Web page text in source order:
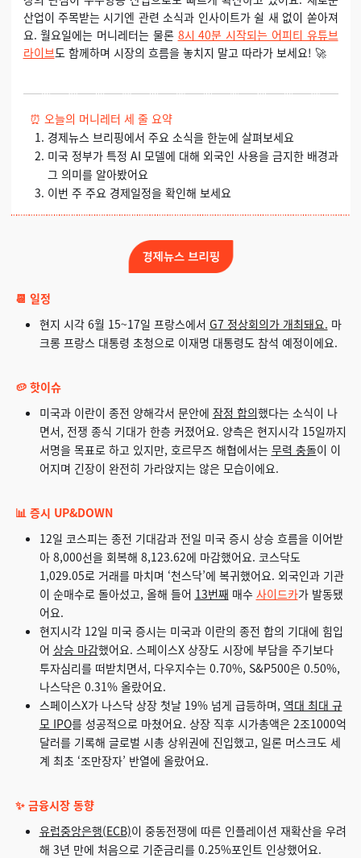
산업이 주목받는 시기엔 관련 소식과 인사이트가 쉴 새 없이 쏟아져
요. 월요일에는 머니레터는 물론 8시 40분 시작되는 어피티 유튜브
라이브 도 함께하며 시장의 흐름을 놓치지 말고 따라가 보세요! 🚀
⏰ 오늘의 머니레터 세 줄 요약
경제뉴스 브리핑에서 주요 소식을 한눈에 살펴보세요
미국 정부가 특정 AI 모델에 대해 외국인 사용을 금지한 배경과
그 의미를 알아봤어요
이번 주 주요 경제일정을 확인해 보세요
📆 일정
현지 시각 6월 15~17일 프랑스에서 G7 정상회의가 개최돼요. 마
크롱 프랑스 대통령 초청으로 이재명 대통령도 참석 예정이에요.
🥔 핫이슈
미국과 이란이 종전 양해각서 문안에 잠정 합의했다는 소식이 나
면서, 전쟁 종식 기대가 한층 커졌어요. 양측은 현지시각 15일까지
서명을 목표로 하고 있지만, 호르무즈 해협에서는 무력 충돌이 이
어지며 긴장이 완전히 가라앉지는 않은 모습이에요.
📊 증시 UP&DOWN
12일 코스피는 종전 기대감과 전일 미국 증시 상승 흐름을 이어받
아 8,000선을 회복해 8,123.62에 마감했어요. 코스닥도
1,029.05로 거래를 마치며 ‘천스닥’에 복귀했어요. 외국인과 기관
이 순매수로 돌아섰고, 올해 들어 13번째 매수 사이드카가 발동됐
어요.
현지시각 12일 미국 증시는 미국과 이란의 종전 합의 기대에 힘입
어 상승 마감했어요. 스페이스X 상장도 시장에 부담을 주기보다
투자심리를 떠받치면서, 다우지수는 0.70%, S&P500은 0.50%,
나스닥은 0.31% 올랐어요.
스페이스X가 나스닥 상장 첫날 19% 넘게 급등하며, 역대 최대 규
모 IPO를 성공적으로 마쳤어요. 상장 직후 시가총액은 2조1000억
달러를 기록해 글로벌 시총 상위권에 진입했고, 일론 머스크도 세
계 최초 ‘조만장자’ 반열에 올랐어요.
✨ 금융시장 동향
유럽중앙은행(ECB)이 중동전쟁에 따른 인플레이션 재확산을 우려
해 3년 만에 처음으로 기준금리를 0.25%포인트 인상했어요.